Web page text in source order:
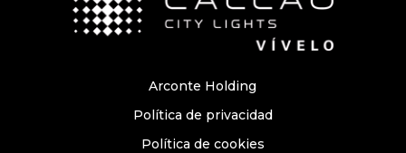
Arconte Holding
Política de privacidad
Política de cookies